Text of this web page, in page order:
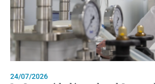
24/07/2026